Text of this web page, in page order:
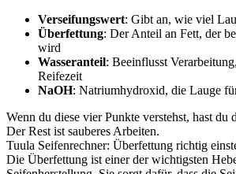
Verseifungswert: Gibt an, wie viel
Überfettung: Der Anteil an Fett, der
wird
Wasseranteil: Beeinflusst
Reifezeit
NaOH: Natriumhydroxid, die Lauge
Wenn du diese vier Punkte verstehst, hast du
Der Rest ist sauberes Arbeiten.
Tuula Seifenrechner: Überfettung richtig
Die Überfettung ist einer der wichtigsten